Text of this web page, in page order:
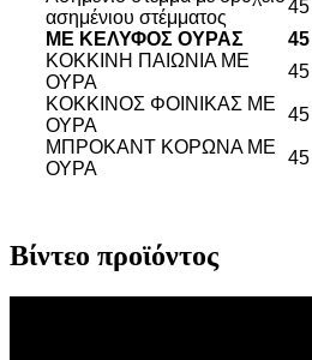
ασημένιου στέμματος
45
ΜΕ ΚΈΛΥΦΟΣ ΟΥΡΆΣ
45
ΚΟΚΚΙΝΗ ΠΑΙΩΝΙΑ ΜΕ
ΟΥΡΑ
45
ΚΟΚΚΙΝΟΣ ΦΟΙΝΙΚΑΣ ΜΕ
ΟΥΡΑ
45
ΜΠΡΟΚΑΝΤ ΚΟΡΩΝΑ ΜΕ
ΟΥΡΑ
45
Βίντεο προϊόντος